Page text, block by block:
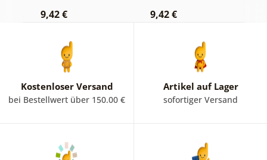
9,42 € 9,42 €
Kostenloser Versand
bei Bestellwert über 150.00 €
Artikel auf Lager
sofortiger Versand